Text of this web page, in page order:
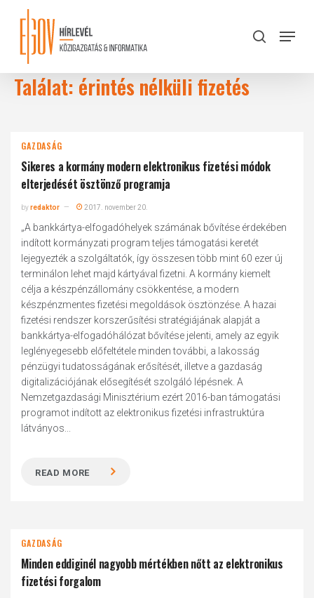
content
search
Menu
Találat: érintés nélküli fizetés
GAZDASÁG
Sikeres a kormány modern elektronikus fizetési módok
elterjedését ösztönző programja
byredaktor 2017. november 20.
„A bankkártya-elfogadóhelyek számának bővítése érdekében
indított kormányzati program teljes támogatási keretét
lejegyezték a szolgáltatók, így összesen több mint 60 ezer új
terminálon lehet majd kártyával fizetni. A kormány kiemelt
célja a készpénzállomány csökkentése, a modern
készpénzmentes fizetési megoldások ösztönzése. A hazai
fizetési rendszer korszerűsítési stratégiájának alapját a
bankkártya-elfogadóhálózat bővítése jelenti, amely az egyik
leglényegesebb előfeltétele minden további, a lakosság
pénzügyi tudatosságának erősítését, illetve a gazdaság
digitalizációjának elősegítését szolgáló lépésnek. A
Nemzetgazdasági Minisztérium ezért 2016-ban támogatási
programot indított az elektronikus fizetési infrastruktúra
látványos...
READ MORE
GAZDASÁG
Minden eddiginél nagyobb mértékben nőtt az elektronikus
fizetési forgalom
Close